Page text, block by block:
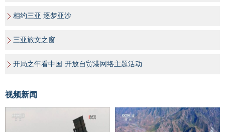
相约三亚 逐梦亚沙
三亚旅文之窗
开局之年看中国·开放自贸港网络主题活动
视频新闻